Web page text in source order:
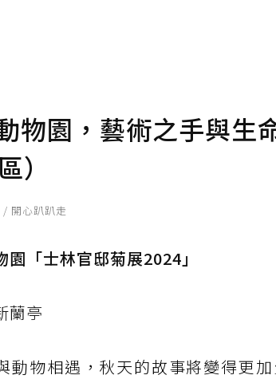
物園，藝術之手與生
）
/ 開心趴趴走
園「士林官邸菊展2024」
蘭亭
動物相遇，秋天的故事將變得更